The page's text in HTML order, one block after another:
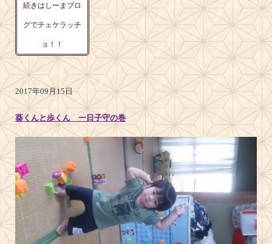
続きはしーまブロ
グでチェケラッチ
ョ！！
2017年09月15日
葵くんと歩くん 一日子守の巻